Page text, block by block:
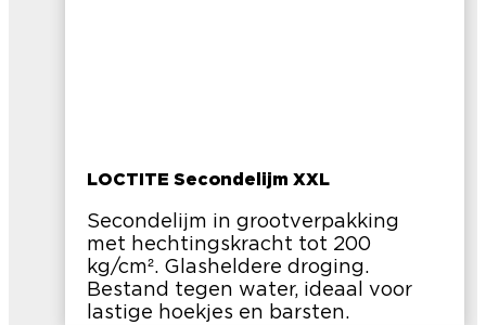
LOCTITE Secondelijm XXL
Secondelijm in grootverpakking
met hechtingskracht tot 200
kg/cm². Glasheldere droging.
Bestand tegen water, ideaal voor
lastige hoekjes en barsten.